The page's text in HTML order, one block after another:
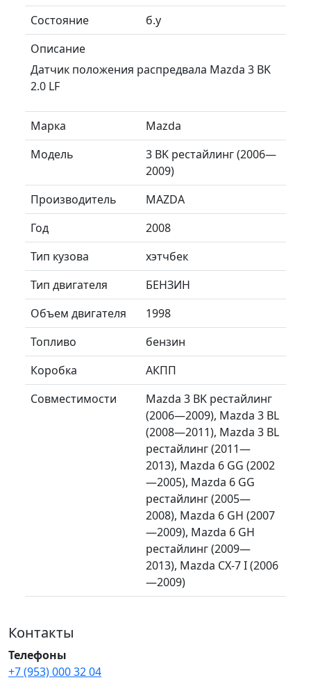
Состояние
б.у
Описание
Датчик положения распредвала Mazda 3 BK
2.0 LF
Марка
Mazda
Модель
3 BK рестайлинг (2006—
2009)
Производитель
MAZDA
Год
2008
Тип кузова
хэтчбек
Тип двигателя
БЕНЗИН
Объем двигателя
1998
Топливо
бензин
Коробка
АКПП
Совместимости
Mazda 3 BK рестайлинг
(2006—2009), Mazda 3 BL
(2008—2011), Mazda 3 BL
рестайлинг (2011—
2013), Mazda 6 GG (2002
—2005), Mazda 6 GG
рестайлинг (2005—
2008), Mazda 6 GH (2007
—2009), Mazda 6 GH
рестайлинг (2009—
2013), Mazda CX-7 I (2006
—2009)
Контакты
Телефоны
+7 (953) 000 32 04